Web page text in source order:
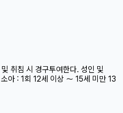
취침 시 경구투여한다. 성인 및
아 : 1회 12세 이상 〜 15세 미만 13